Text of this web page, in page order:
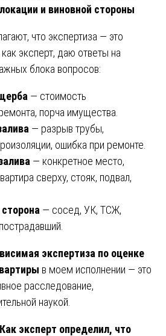
и виновной стороны
что экспертиза — это
эксперт, даю ответы на
блока вопросов:
— стоимость
порча имущества.
— разрыв трубы,
ошибка при ремонте.
— конкретное место,
сверху, стояк, подвал,
— сосед, УК, ТСЖ,
экспертиза по оценке
в моем исполнении — это
расследование,
наукой.
эксперт определил, что